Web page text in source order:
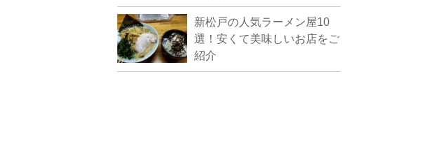
新松戸の人気ラーメン屋10
選！安くて美味しいお店をご
紹介